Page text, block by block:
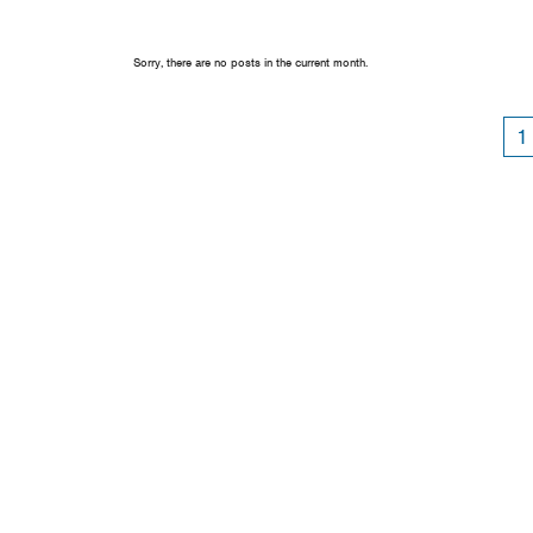
Sorry, there are no posts in the current month.
1